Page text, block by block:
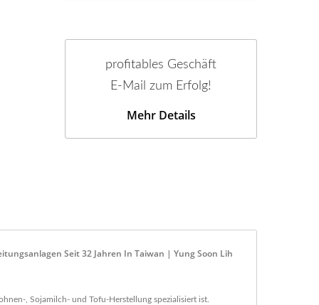
profitables Geschäft
E-Mail zum Erfolg!
Mehr Details
Seit 32 Jahren In Taiwan | Yung Soon Lih
, Sojamilch- und Tofu-Herstellung spezialisiert ist.